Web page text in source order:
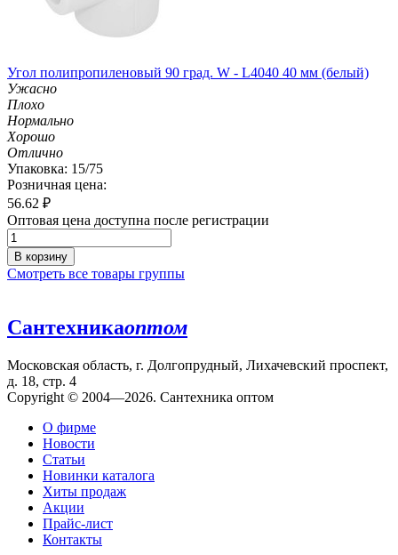
Угол полипропиленовый 90 град. W - L4040 40 мм (белый)
Ужасно
Плохо
Нормально
Хорошо
Отлично
Упаковка: 15/75
Розничная цена:
56.62 ₽
Оптовая цена доступна после регистрации
В корзину
Смотреть все товары группы
Сантехникаоптом
Московская область, г. Долгопрудный, Лихачевский проспект,
д. 18, стр. 4
Copyright © 2004—2026. Сантехника оптом
О фирме
Новости
Статьи
Новинки каталога
Хиты продаж
Акции
Прайс-лист
Контакты